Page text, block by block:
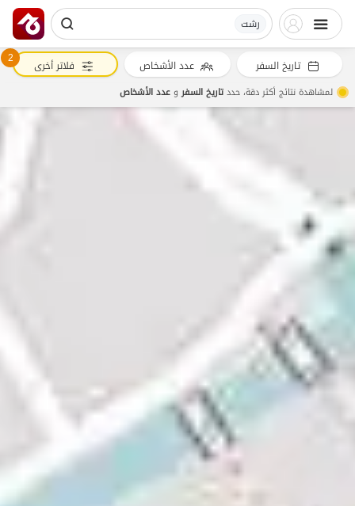
رشت
تاريخ السفر عدد الأشخاص 2 فلاتر أخرى
لمشاهدة نتائج أكثر دقة، حددتاريخ السفروعدد الأشخاص